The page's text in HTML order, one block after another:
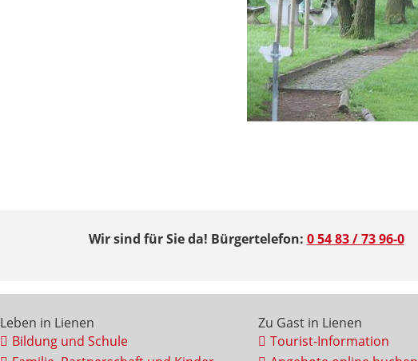
Wir sind für Sie da! Bürgertelefon: 0 54 83 / 73 96-0
Leben in Lienen
Bildung und Schule
Zu Gast in Lienen
Tourist-Information